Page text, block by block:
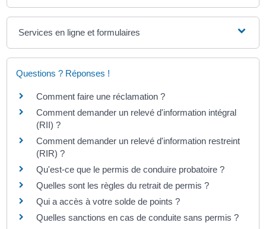
Services en ligne et formulaires
Questions ? Réponses !
Comment faire une réclamation ?
Comment demander un relevé d'information intégral
(RII) ?
Comment demander un relevé d'information restreint
(RIR) ?
Qu'est-ce que le permis de conduire probatoire ?
Quelles sont les règles du retrait de permis ?
Qui a accès à votre solde de points ?
Quelles sanctions en cas de conduite sans permis ?